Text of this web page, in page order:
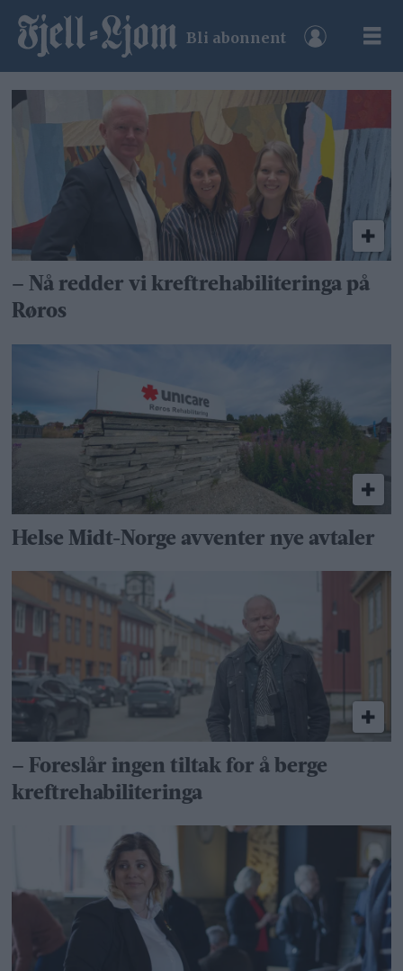
Bli abonnent
Tag:
unicare
røros
– Nå redder vi kreftrehabiliteringa på
Røros
Helse Midt-Norge avventer nye avtaler
– Foreslår ingen tiltak for å berge
kreftrehabiliteringa